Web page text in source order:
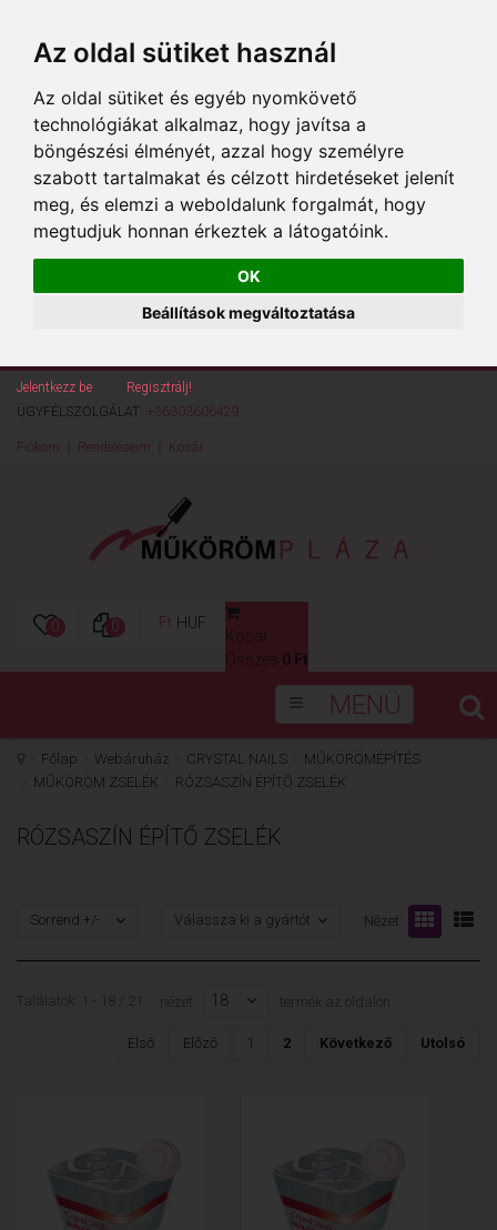
Az oldal sütiket használ
Az oldal sütiket és egyéb nyomkövető
technológiákat alkalmaz, hogy javítsa a
böngészési élményét, azzal hogy személyre
szabott tartalmakat és célzott hirdetéseket jelenít
meg, és elemzi a weboldalunk forgalmát, hogy
megtudjuk honnan érkeztek a látogatóink.
OK
Beállítások megváltoztatása
Jelentkezz be
Regisztrálj!
ÜGYFÉLSZOLGÁLAT: +36303606429
Fiókom Rendeléseim Kosár
0 0 Ft HUF
Kosár
Összes: 0 Ft
MENÜ
Főlap Webáruház CRYSTAL NAILS
MŰKÖRÖMÉPÍTÉS
MŰKÖRÖM ZSELÉK
RÓZSASZÍN ÉPÍTŐ ZSELÉK
RÓZSASZÍN ÉPÍTŐ ZSELÉK
Nézet:
Sorrend +/- Válassza ki a gyártót
Találatok: 1 - 18 / 21 nézet: 18 termék az oldalon
Első Előző 1 2 Következő Utolsó